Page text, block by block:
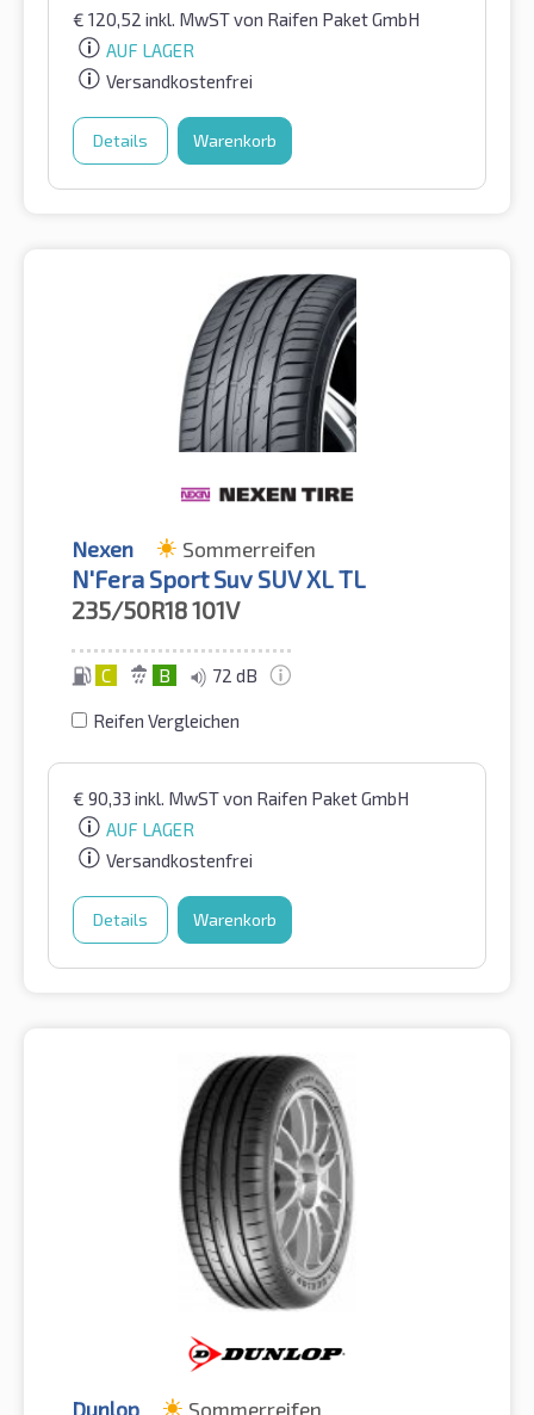
€ 120,52 inkl. MwSTvon Raifen Paket GmbH
AUF LAGER
Versandkostenfrei
Details Warenkorb
Nexen Sommerreifen
N'Fera Sport Suv SUV XL TL
235/50R18101V
C B 72 dB
Reifen Vergleichen
€ 90,33 inkl. MwSTvon Raifen Paket GmbH
AUF LAGER
Versandkostenfrei
Details Warenkorb
Dunlop Sommerreifen